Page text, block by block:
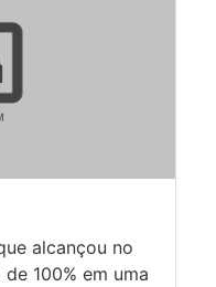
alcançou no
100% em uma